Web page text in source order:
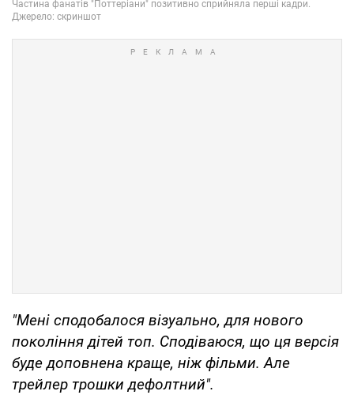
"Мені сподобалося візуально, для нового
покоління дітей топ. Сподіваюся, що ця версія
буде доповнена краще, ніж фільми. Але
трейлер трошки дефолтний".